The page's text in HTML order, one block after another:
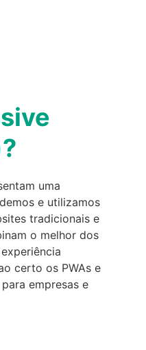
uma
e utilizamos
tradicionais e
o melhor dos
certo os PWAs e
empresas e